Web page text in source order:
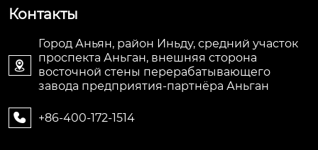
Контакты

Город Аньян, район Иньду, средний участок
проспекта Аньган, внешняя сторона
восточной стены перерабатывающего
завода предприятия-партнёра Аньган
 +86-400-172-1514